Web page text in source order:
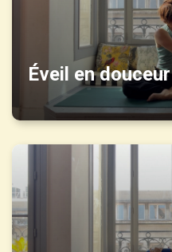
Éveil en douceur